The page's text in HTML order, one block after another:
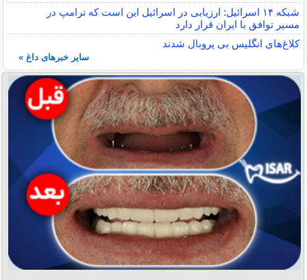
شبکه ۱۴ اسرائیل: ارزیابی در اسرائیل این است که ترامپ در
مسیر توافق با ایران قرار دارد
کلاغ‌های انگلیس بی پروبال شدند
سایر خبرهای داغ »